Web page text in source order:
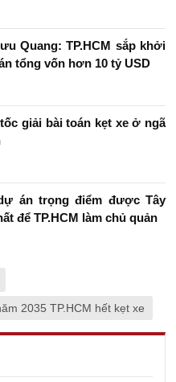
Quang: TP.HCM sắp khởi
tổng vốn hơn 10 tỷ USD
giải bài toán kẹt xe ở ngã
án trọng điểm được Tây
để TP.HCM làm chủ quản
2035 TP.HCM hết kẹt xe